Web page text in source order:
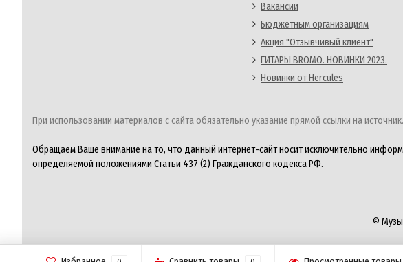
Вакансии
Бюджетным организациям
Акция "Отзывчивый клиент"
ГИТАРЫ BROMO. НОВИНКИ 2023.
Новинки от Hercules
При использовании материалов с сайта обязательно указание прямой ссылки на источник.
Обращаем Ваше внимание на то, что данный интернет-сайт носит исключительно
определяемой положениями Статьи 437 (2) Гражданского кодекса РФ.
©